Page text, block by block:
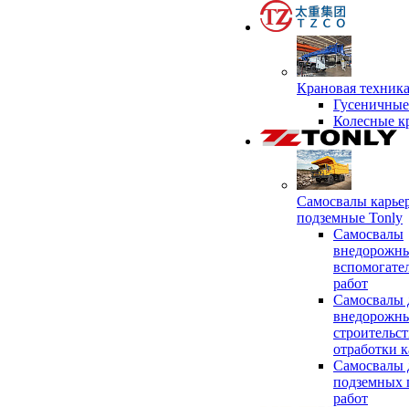
Крановая
Колесные
Самосвалы
подземные Tonly
Самосвалы
работ
Самосвалы
отработки
Самосвалы
подземных
работ